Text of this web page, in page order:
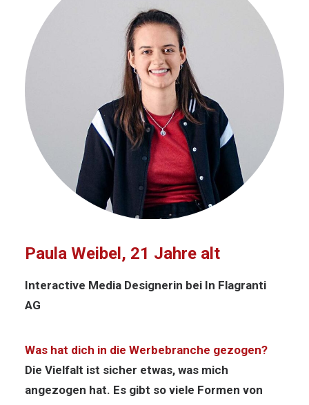
Paula Weibel, 21 Jahre alt
Interactive Media Designerin bei In Flagranti
AG
Was hat dich in die Werbebranche gezogen?
Die Vielfalt ist sicher etwas, was mich
angezogen hat. Es gibt so viele Formen von